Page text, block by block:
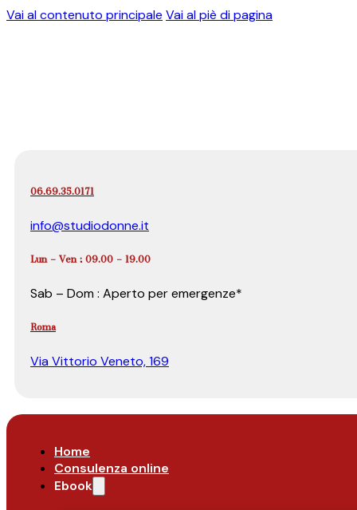
Vai al contenuto principale Vai al piè di pagina
06.69.35.0171
info@studiodonne.it
Lun – Ven : 09.00 – 19.00
Sab – Dom : Aperto per emergenze*
Roma
Via Vittorio Veneto, 169
Home
Consulenza online
Ebook